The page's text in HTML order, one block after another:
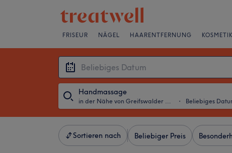
FRISEUR NÄGEL HAARENTFERNUNG KOSMETIK
Handmassage
in der Nähe von Greifswalder Straße, Berlin ・ Beliebiges
Sortieren nach Beliebiger Preis